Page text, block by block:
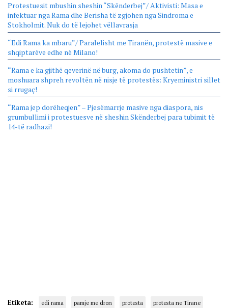
Protestuesit mbushin sheshin “Skënderbej”/ Aktivisti: Masa e
infektuar nga Rama dhe Berisha të zgjohen nga Sindroma e
Stokholmit. Nuk do të lejohet vëllavrasja
“Edi Rama ka mbaru”/ Paralelisht me Tiranën, protestë masive e
shqiptarëve edhe në Milano!
“Rama e ka gjithë qeverinë në burg, akoma do pushtetin”, e
moshuara shpreh revoltën në nisje të protestës: Kryeministri sillet
si rrugaç!
“Rama jep dorëheqjen” – Pjesëmarrje masive nga diaspora, nis
grumbullimi i protestuesve në sheshin Skënderbej para tubimit të
14-të radhazi!
Etiketa: edi rama pamje me dron protesta protesta ne Tirane